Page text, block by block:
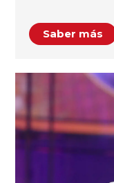
Saber más